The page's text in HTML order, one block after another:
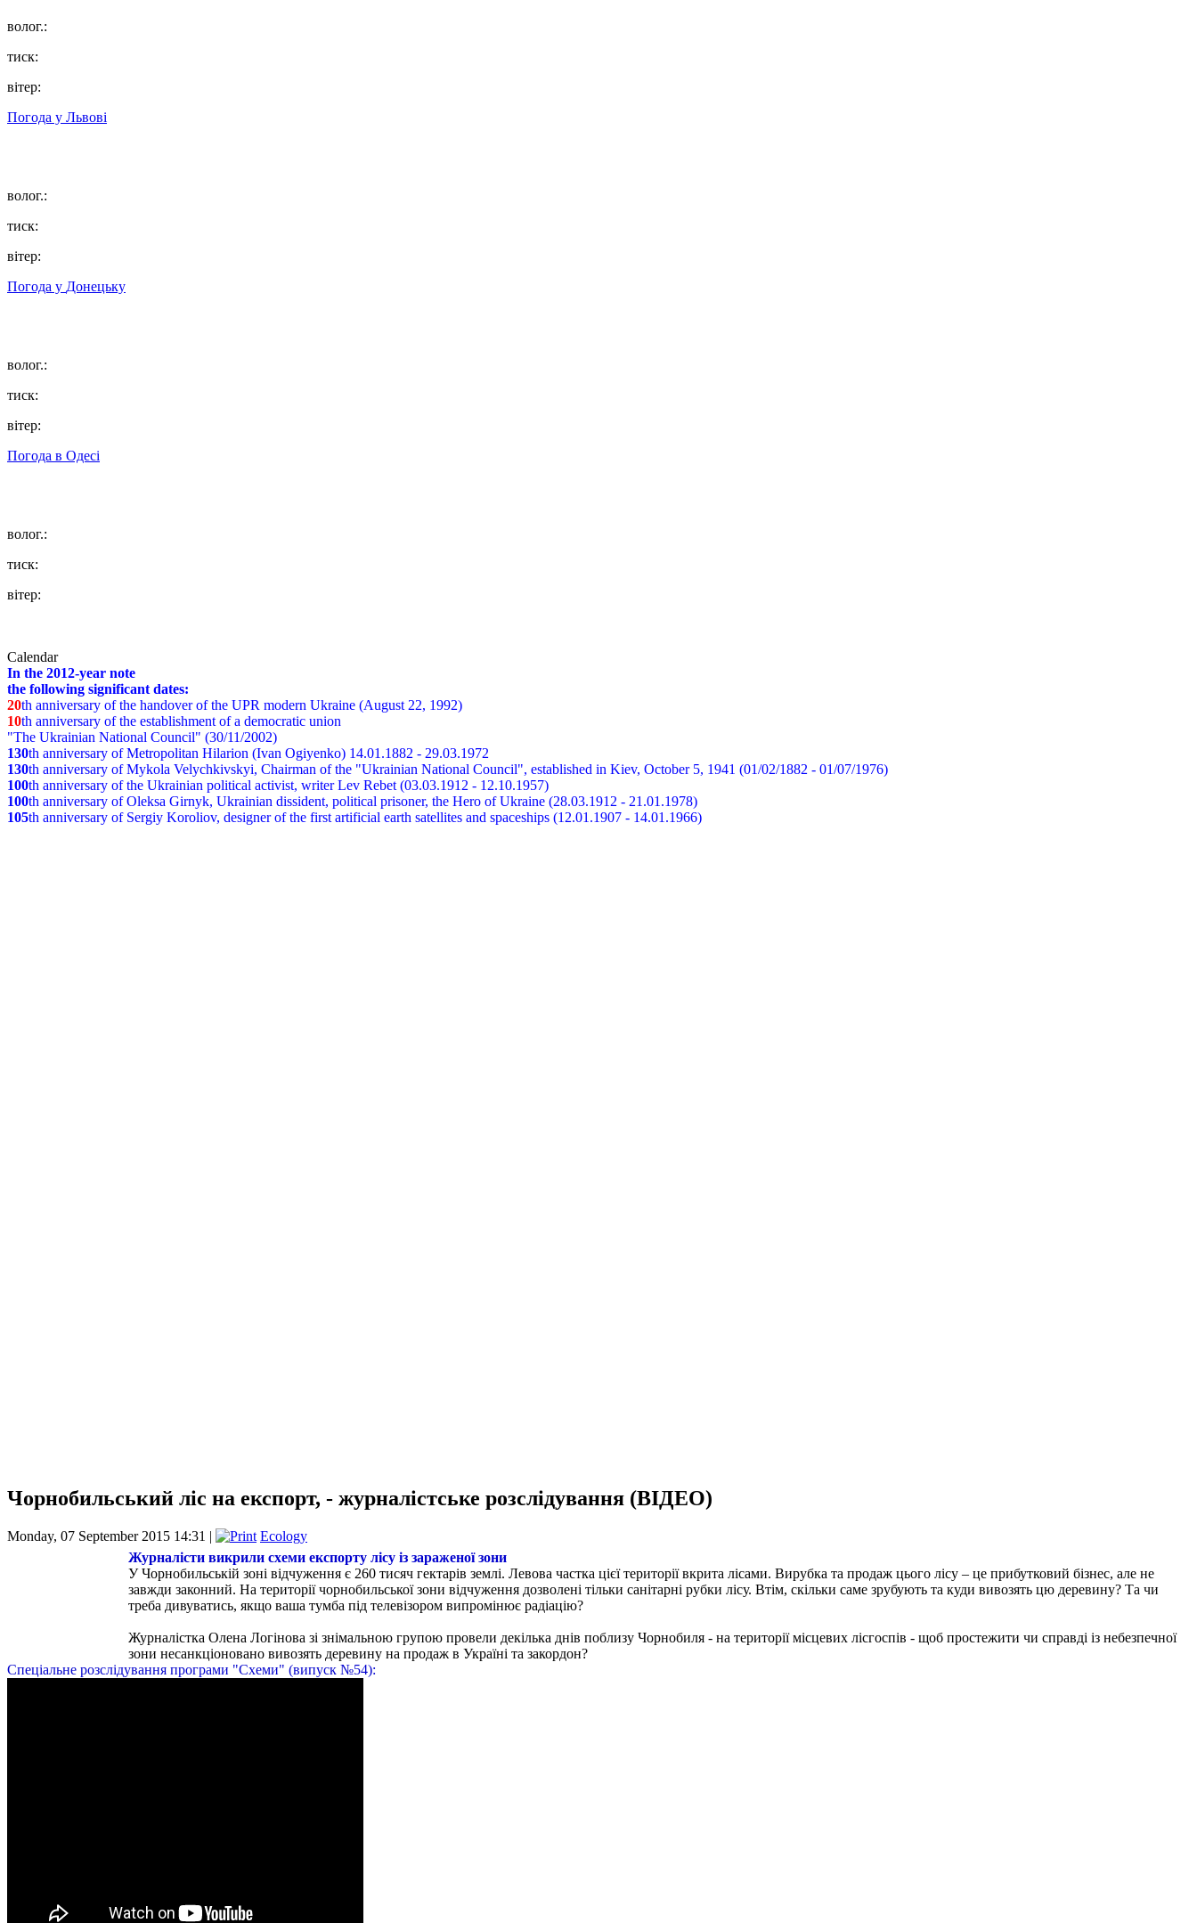
волог.:
тиск:
вітер:
Погода у Львові
волог.:
тиск:
вітер:
Погода у Донецьку
волог.:
тиск:
вітер:
Погода в Одесі
волог.:
тиск:
вітер:
Calendar
In the 2012-year note
the following significant dates:
20th anniversary of the handover of the UPR modern Ukraine (August 22, 1992)
10th anniversary of the establishment of a democratic union
"The Ukrainian National Council" (30/11/2002)
130th anniversary of Metropolitan Hilarion (Ivan Ogiyenko) 14.01.1882 - 29.03.1972
130th anniversary of Mykola Velychkivskyi, Chairman of the "Ukrainian National Council", established in Kiev, October 5, 1941 (01/02/1882 - 01/07/1976)
100th anniversary of the Ukrainian political activist, writer Lev Rebet (03.03.1912 - 12.10.1957)
100th anniversary of Oleksa Girnyk, Ukrainian dissident, political prisoner, the Hero of Ukraine (28.03.1912 - 21.01.1978)
105th anniversary of Sergiy Koroliov, designer of the first artificial earth satellites and spaceships (12.01.1907 - 14.01.1966)
Чорнобильський ліс на експорт, - журналістське розслідування (ВІДЕО)
Monday, 07 September 2015 14:31 |
Ecology
Журналісти викрили схеми експорту лісу із зараженої зони
У Чорнобильській зоні відчуження є 260 тисяч гектарів землі. Левова частка цієї території вкрита лісами. Вирубка та продаж цього лісу – це прибутковий бізнес, але не
завжди законний. На території чорнобильської зони відчуження дозволені тільки санітарні рубки лісу. Втім, скільки саме зрубують та куди вивозять цю деревину? Та чи
треба дивуватись, якщо ваша тумба під телевізором випромінює радіацію?
Журналістка Олена Логінова зі знімальною групою провели декілька днів поблизу Чорнобиля - на території місцевих лісгоспів - щоб простежити чи справді із небезпечної
зони несанкціоновано вивозять деревину на продаж в Україні та закордон?
Спеціальне розслідування програми "Схеми" (випуск №54):